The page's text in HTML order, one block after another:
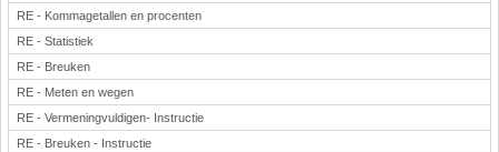
RE - Kommagetallen en procenten
RE - Statistiek
RE - Breuken
RE - Meten en wegen
RE - Vermeningvuldigen- Instructie
RE - Breuken - Instructie